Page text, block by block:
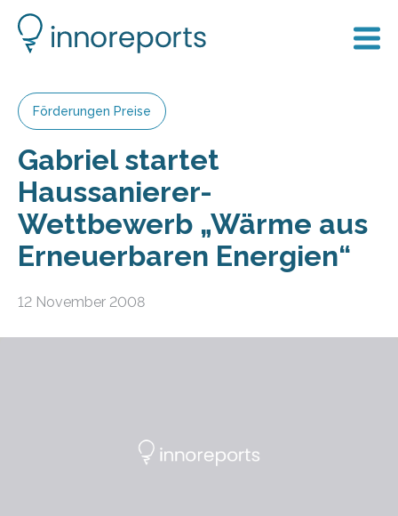
Förderungen Preise
Gabriel startet
Haussanierer-
Wettbewerb „Wärme aus
Erneuerbaren Energien“
12 November 2008